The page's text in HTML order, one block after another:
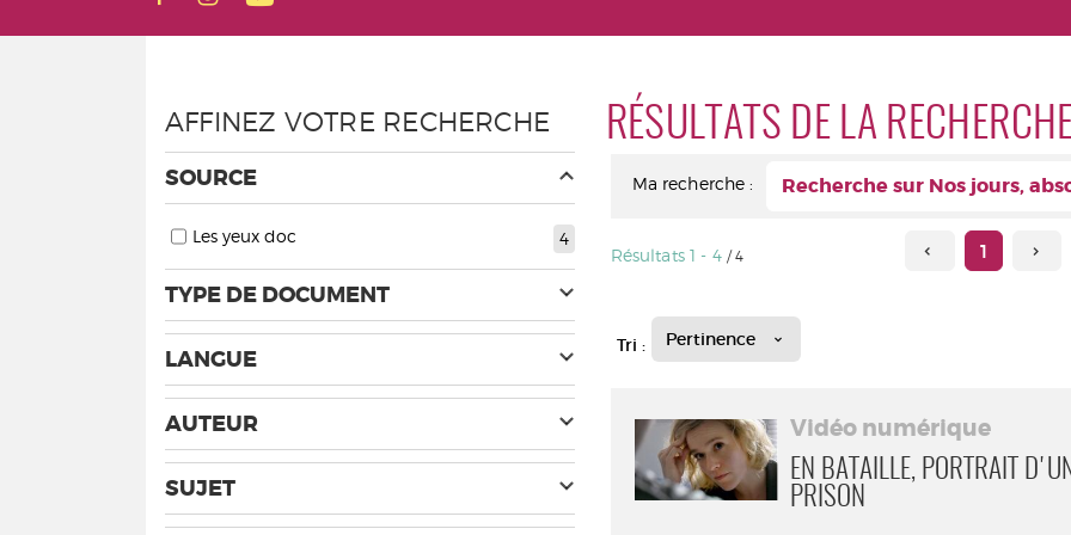
RÉSULTATS DE LA
Ma recherche : Recherche sur Nos jours,
Résultats1 - 4 / 4 1
Tri : Pertinence
Vidéo numérique
EN BATAILLE, PORTRAIT
PRISON
AFFINEZ VOTRE RECHERCHE
SOURCE
4
Les yeux doc
TYPE DE DOCUMENT
LANGUE
AUTEUR
SUJET